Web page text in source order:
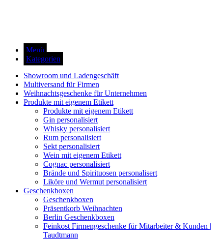
Menü
Kategorien
Showroom und Ladengeschäft
Multiversand für Firmen
Weihnachtsgeschenke für Unternehmen
Produkte mit eigenem Etikett
Produkte mit eigenem Etikett
Gin personalisiert
Whisky personalisiert
Rum personalisiert
Sekt personalisiert
Wein mit eigenem Etikett
Cognac personalisiert
Brände und Spirituosen personalisert
Liköre und Wermut personalisiert
Geschenkboxen
Geschenkboxen
Präsentkorb Weihnachten
Berlin Geschenkboxen
Feinkost Firmengeschenke für Mitarbeiter & Kunden |
Taudtmann